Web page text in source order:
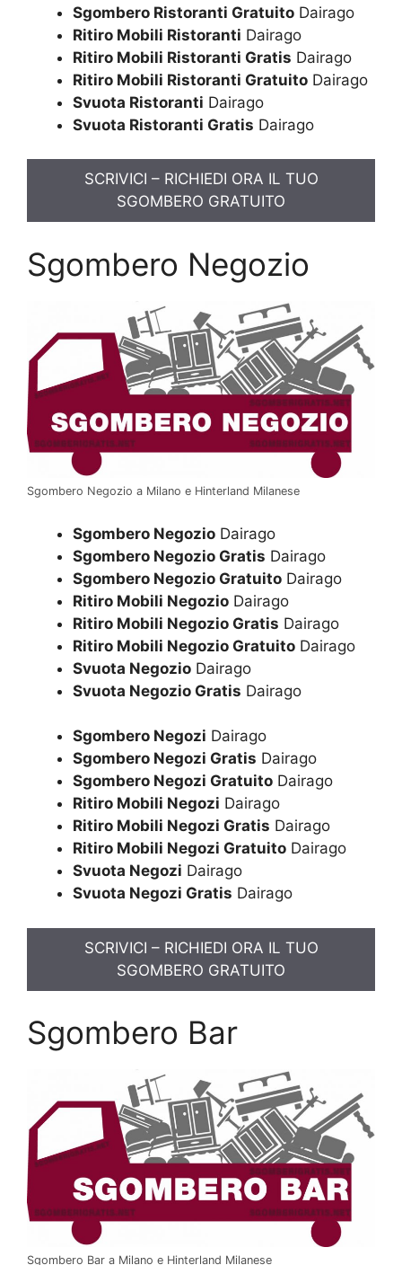
Sgombero Ristoranti Gratuito Dairago
Ritiro Mobili Ristoranti Dairago
Ritiro Mobili Ristoranti Gratis Dairago
Ritiro Mobili Ristoranti Gratuito Dairago
Svuota Ristoranti Dairago
Svuota Ristoranti Gratis Dairago
SCRIVICI – RICHIEDI ORA IL TUO
SGOMBERO GRATUITO
Sgombero Negozio
Sgombero Negozio a Milano e Hinterland Milanese
Sgombero Negozio Dairago
Sgombero Negozio Gratis Dairago
Sgombero Negozio Gratuito Dairago
Ritiro Mobili Negozio Dairago
Ritiro Mobili Negozio Gratis Dairago
Ritiro Mobili Negozio Gratuito Dairago
Svuota Negozio Dairago
Svuota Negozio Gratis Dairago
Sgombero Negozi Dairago
Sgombero Negozi Gratis Dairago
Sgombero Negozi Gratuito Dairago
Ritiro Mobili Negozi Dairago
Ritiro Mobili Negozi Gratis Dairago
Ritiro Mobili Negozi Gratuito Dairago
Svuota Negozi Dairago
Svuota Negozi Gratis Dairago
SCRIVICI – RICHIEDI ORA IL TUO
SGOMBERO GRATUITO
Sgombero Bar
Sgombero Bar a Milano e Hinterland Milanese